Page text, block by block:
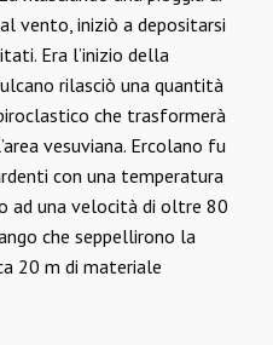
vento, iniziò a depositarsi
Era l’inizio della
rilasciò una quantità
che trasformerà
vesuviana. Ercolano fu
con una temperatura
ad una velocità di oltre 80
che seppellirono la
20 m di materiale